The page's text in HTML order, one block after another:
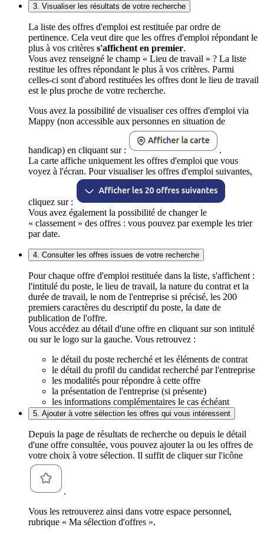
3. Visualiser les résultats de votre recherche
La liste des offres d'emploi est restituée par ordre de
pertinence. Cela veut dire que les offres d'emploi répondant le
plus à vos critères s'affichent en premier.
Vous avez renseigné le champ « Lieu de travail » ? La liste
restitue les offres répondant le plus à vos critères. Parmi
celles-ci sont d'abord restituées les offres dont le lieu de travail
est le plus proche de votre recherche.
Vous avez la possibilité de visualiser ces offres d'emploi via
Mappy (non accessible aux personnes en situation de
handicap) en cliquant sur :
.
La carte affiche uniquement les offres d'emploi que vous
voyez à l'écran. Pour visualiser les offres d'emploi suivantes,
cliquez sur :
Vous avez également la possibilité de changer le
« classement » des offres : vous pouvez par exemple les trier
par date.
4. Consulter les offres issues de votre recherche
Pour chaque offre d'emploi restituée dans la liste, s'affichent :
l'intitulé du poste, le lieu de travail, la nature du contrat et la
durée de travail, le nom de l'entreprise si précisé, les 200
premiers caractères du descriptif du poste, la date de
publication de l'offre.
Vous accédez au détail d'une offre en cliquant sur son intitulé
ou sur le logo sur la gauche. Vous retrouvez :
le détail du poste recherché et les éléments de contrat
le détail du profil du candidat recherché par l'entreprise
les modalités pour répondre à cette offre
la présentation de l'entreprise (si présente)
les informations complémentaires le cas échéant
5. Ajouter à votre sélection les offres qui vous intéressent
Depuis la page de résultats de recherche ou depuis le détail
d'une offre consultée, vous pouvez ajouter la ou les offres de
votre choix à votre sélection. Il suffit de cliquer sur l'icône
.
Vous les retrouverez ainsi dans votre espace personnel,
rubrique « Ma sélection d'offres ».